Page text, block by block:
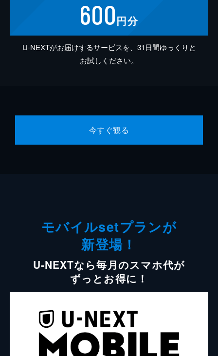
600円分
U-NEXTがお届けするサービスを、31日間ゆっくりと
お試しください。
今すぐ観る
モバイルsetプランが
新登場！
U-NEXTなら毎月のスマホ代が
ずっとお得に！